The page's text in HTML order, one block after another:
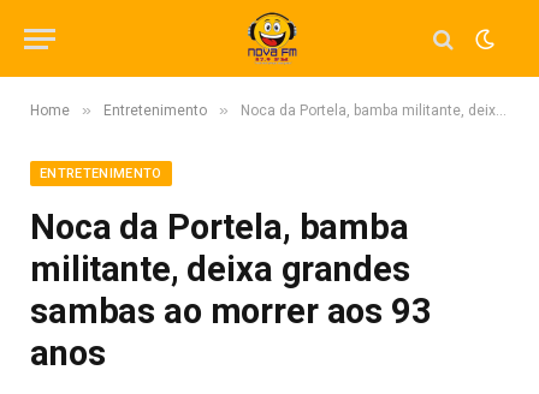
Home » Entretenimento » Noca da Portela, bamba militante, deixa grandes sambas ao morrer aos 93 anos
ENTRETENIMENTO
Noca da Portela, bamba
militante, deixa grandes
sambas ao morrer aos 93
anos